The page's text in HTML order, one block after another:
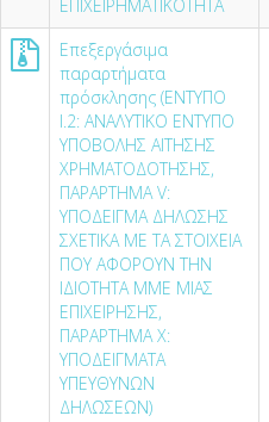
ΕΠΙΧΕΙΡΗΜΑΤΙΚΟΤΗΤΑ
Επεξεργάσιμα
παραρτήματα
πρόσκλησης (ΕΝΤΥΠΟ
I.2: ΑΝΑΛΥΤΙΚΟ ΕΝΤΥΠΟ
ΥΠΟΒΟΛΗΣ ΑΙΤΗΣΗΣ
ΧΡΗΜΑΤΟΔΟΤΗΣΗΣ,
ΠΑΡΑΡΤΗΜΑ V:
ΥΠΟΔΕΙΓΜΑ ΔΗΛΩΣΗΣ
ΣΧΕΤΙΚΑ ΜΕ ΤΑ ΣΤΟΙΧΕΙΑ
ΠΟΥ ΑΦΟΡΟΥΝ ΤΗΝ
ΙΔΙΟΤΗΤΑ ΜΜΕ ΜΙΑΣ
ΕΠΙΧΕΙΡΗΣΗΣ,
ΠΑΡΑΡΤΗΜΑ X:
ΥΠΟΔΕΙΓΜΑΤΑ
ΥΠΕΥΘΥΝΩΝ
ΔΗΛΩΣΕΩΝ)